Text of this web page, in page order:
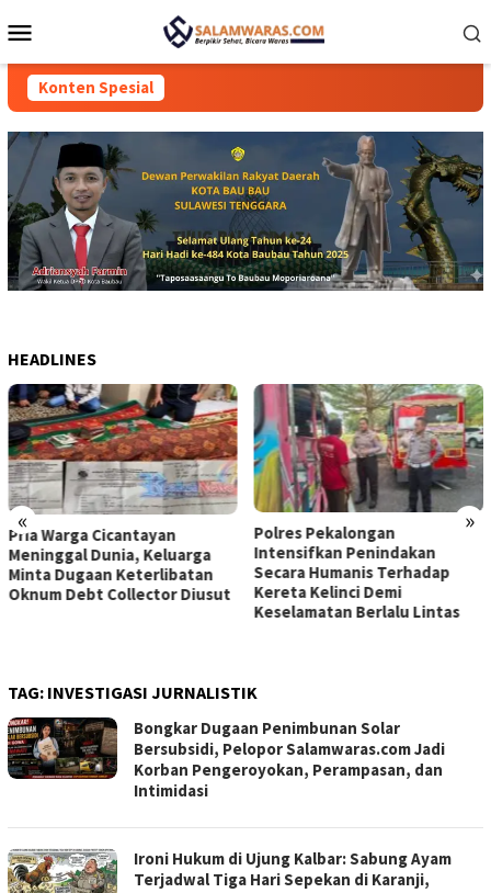
ke
Mobile
Konten Spesial
HEADLINES
« »
Polres Pekalongan
Intensifkan Penindakan
Secara Humanis Terhadap
Kereta Kelinci Demi
Pemilik Royal Phone
Ambarawa Ditemukan Tewas,
Diduga Korban Perampokan
Sadis
TAG: INVESTIGASI JURNALISTIK
Bongkar Dugaan Penimbunan Solar
Bersubsidi, Pelopor Salamwaras.com Jadi
Korban Pengeroyokan, Perampasan, dan
Intimidasi
Ironi Hukum di Ujung Kalbar: Sabung Ayam
Terjadwal Tiga Hari Sepekan di Karanji,